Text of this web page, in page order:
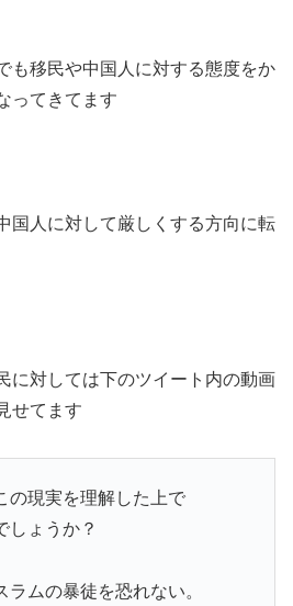
も移民や中国人に対する態度をか
ってきてます
国人に対して厳しくする方向に転
に対しては下のツイート内の動画
せてます
の現実を理解した上で
しょうか？
ラムの暴徒を恐れない。